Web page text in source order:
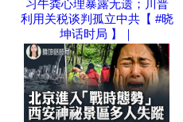
习牛粪心理暴露无遗；川普
利用关税谈判孤立中共【 #晓
坤话时局 】｜